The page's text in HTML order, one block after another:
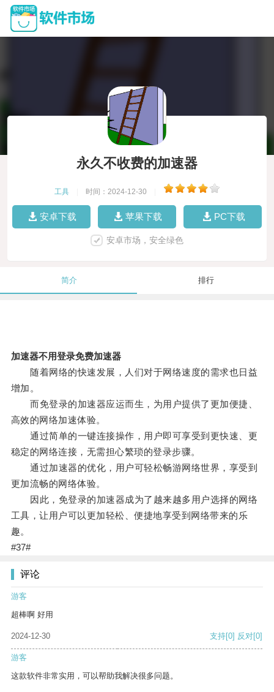
永久不收费的加速器
工具 时间：2024-12-30
安卓下载 苹果下载 PC下载
安卓市场，安全绿色
简介 排行
加速器不用登录免费加速器
随着网络的快速发展，人们对于网络速度的需求也日益
增加。
而免登录的加速器应运而生，为用户提供了更加便捷、
高效的网络加速体验。
通过简单的一键连接操作，用户即可享受到更快速、更
稳定的网络连接，无需担心繁琐的登录步骤。
通过加速器的优化，用户可轻松畅游网络世界，享受到
更加流畅的网络体验。
因此，免登录的加速器成为了越来越多用户选择的网络
工具，让用户可以更加轻松、便捷地享受到网络带来的乐
趣。
#37#
评论
游客
超棒啊 好用
2024-12-30 支持[0] 反对[0]
游客
这款软件非常实用，可以帮助我解决很多问题。